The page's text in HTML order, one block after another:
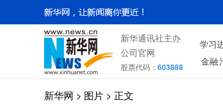
新华通讯社主办
公司官网
股票代码： 603888
学习
金融
新华网 > 图片 > 正文